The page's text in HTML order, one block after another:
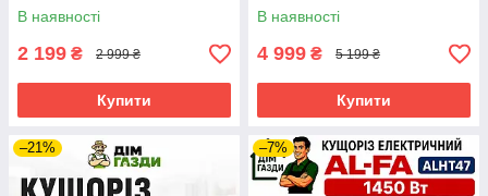
В наявності
2 199 ₴ 2 999 ₴
Купити
В наявності
4 999 ₴ 5 199 ₴
Купити
–21% –7%